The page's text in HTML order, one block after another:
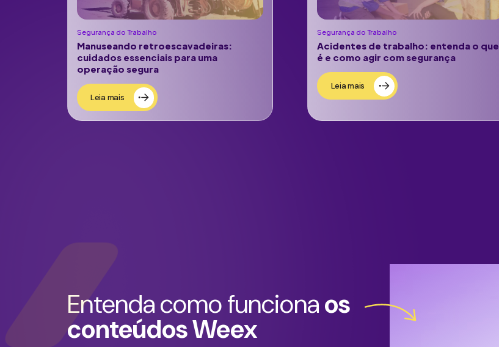
Segurança do Trabalho
Manuseando retroescavadeiras:
cuidados essenciais para uma
operação segura
Leia mais
Segurança do Trabalho
Acidentes de trabalho: entenda o que
é e como agir com segurança
Leia mais
Entenda como funcionaos
conteúdos Weex